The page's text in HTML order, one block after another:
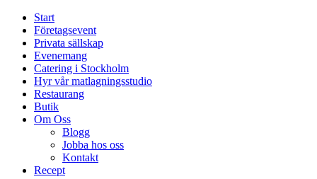
Start
Företagsevent
Privata sällskap
Evenemang
Catering i Stockholm
Hyr vår matlagningsstudio
Restaurang
Butik
Om Oss
Blogg
Jobba hos oss
Kontakt
Recept